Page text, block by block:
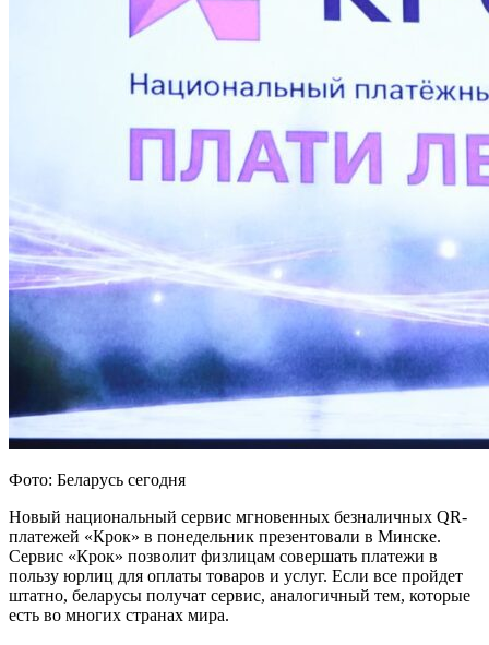
Фото: Беларусь сегодня
Новый национальный сервис мгновенных безналичных QR-
платежей «Крок» в понедельник презентовали в Минске.
Сервис «Крок» позволит физлицам совершать платежи в
пользу юрлиц для оплаты товаров и услуг. Если все пройдет
штатно, беларусы получат сервис, аналогичный тем, которые
есть во многих странах мира.